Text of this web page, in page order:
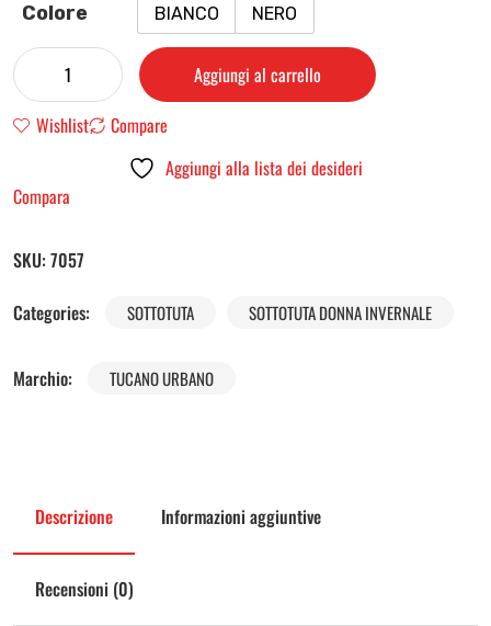
Colore BIANCO NERO
Aggiungi al carrello
Wishlist
Compare
Aggiungi alla lista dei desideri
Compara
SKU: 7057
Categories:
SOTTOTUTA SOTTOTUTA DONNA INVERNALE
Marchio: TUCANO URBANO
Descrizione Informazioni aggiuntive
Recensioni (0)